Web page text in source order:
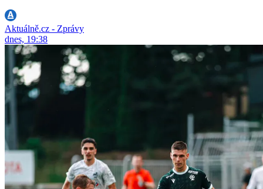
Aktuálně.cz - Zprávy
dnes, 19:38